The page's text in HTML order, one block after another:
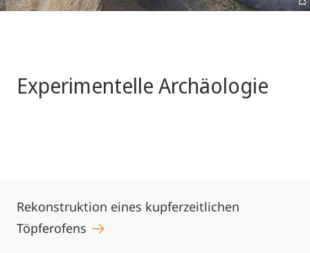
Experimentelle Archäologie
Rekonstruktion eines kupferzeitlichen
Töpferofens